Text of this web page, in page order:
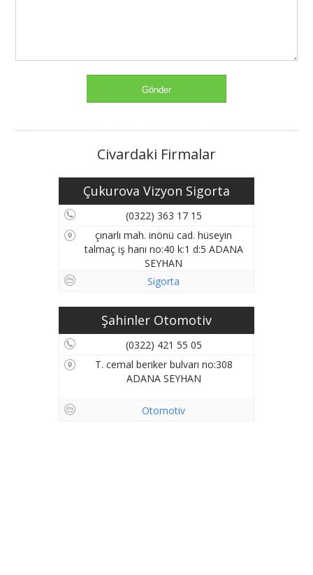
Civardaki Firmalar
Çukurova Vizyon Sigorta
(0322) 363 17 15
çınarlı mah. inönü cad. hüseyin
talmaç iş hanı no:40 k:1 d:5 ADANA
SEYHAN
Sigorta
Şahinler Otomotiv
(0322) 421 55 05
T. cemal beriker bulvarı no:308
ADANA SEYHAN
Otomotiv